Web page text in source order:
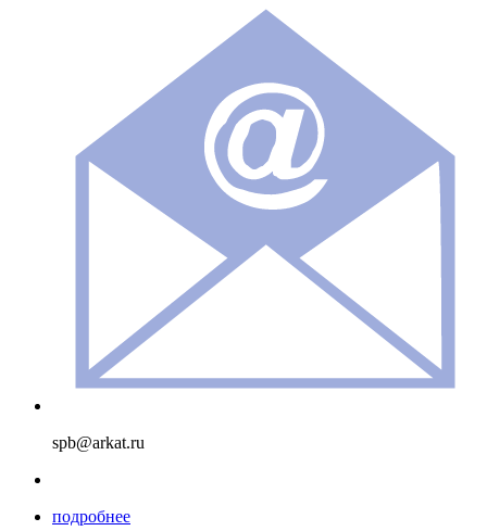
spb@arkat.ru
подробнее